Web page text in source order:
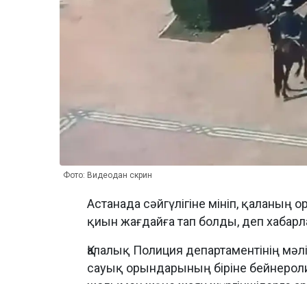
Фото: Видеодан скрин
Астанада сәйгүлігіне мініп, қаланың
қиын жағдайға тап болды, деп
Қалалық Полиция департаментінің
сауық орындарының біріне